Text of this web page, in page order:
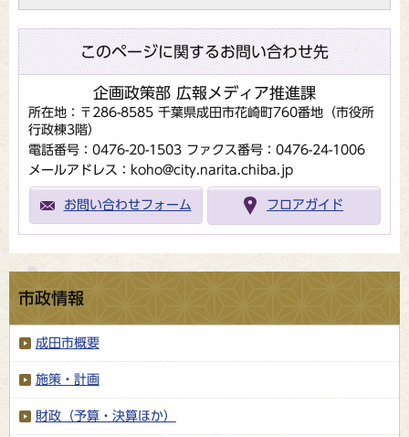
このページに関するお問い合わせ先
企画政策部 広報メディア推進課
所在地：〒286-8585 千葉県成田市花崎町760番地（市役所
行政棟3階）
電話番号：0476-20-1503 ファクス番号：0476-24-1006
メールアドレス：koho@city.narita.chiba.jp
お問い合わせフォーム フロアガイド
市政情報
成田市概要
施策・計画
財政（予算・決算ほか）